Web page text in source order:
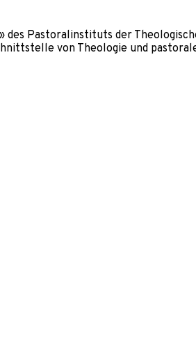
des Pastoralinstituts der
von Theologie und